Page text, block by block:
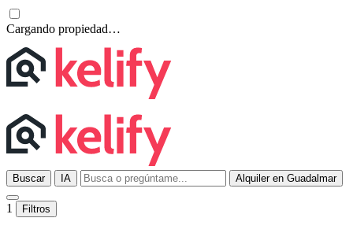
Cargando propiedad…
Buscar IA Alquiler en Guadalmar
1 Filtros